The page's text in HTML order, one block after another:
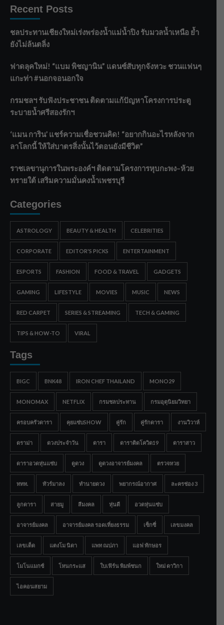
Recent Posts
ชลประทานเชียงใหม่เร่งพร่องน้ำแม่น้ำปิง รับมวลน้ำเหนือ ย้ำ
ยังไม่ล้นตลิ่ง
ฟาดลุคใหม่! “แบม พิชญานิน” แดนซ์สับทุกจังหวะ ชวนแฟนๆ
แกะท่า #นอกจอนอกใจ
กรมชลฯ รับฟังประชาชน ติดตามแก้ปัญหาโครงการประตู
ระบายน้ำศรีสองรักฯ
‘แมน การิน’ แชร์ความเชื่อชวนคิด! “อยากกินอะไรหลังจาก
ลาโลกนี้ ให้ใส่บาตรสิ่งนั้นไว้ตอนยังมีชีวิต”
ราชเลขานุการในพระองค์ฯ ติดตามโครงการหุบกะพง–ห้วย
ทรายใต้ เสริมความมั่นคงน้ำเพชรบุรี
Categories
ASTROLOGY BEAUTY & HEALTH CELEBRITIES
CORPORATE EDITOR'S PICKS ENTERTAINMENT
ESPORTS FASHION FOOD & TRAVEL GADGETS
GAMING LIFESTYLE MOVIES MUSIC NEWS
RED CARPET SERIES & STREAMING TECH & GAMING
TIPS & HOW-TO VIRAL
Tags
BIGC BNK48 IRON CHEF THAILAND MONO29
MONOMAX NETFLIX กรมชลประทาน กรมอุตุนิยมวิทยา
ครอบครัวดารา คุยแซ่บSHOW คู่รัก คู่รักดารา งานวิวาห์
ดราม่า ดวงประจำวัน ดารา ดาราติดโควิด19 ดาราสาว
ดาราอวดหุ่นแซ่บ ดูดวง ดูดวงอาจารย์มงคล ตรวจหวย
ททท. ทัวร์มาลง ทำนายดวง พยากรณ์อากาศ ละครช่อง 3
ลูกดารา สายมู สีมงคล หุ่นดี อวดหุ่นแซ่บ
อาจารย์มงคล อาจารย์มงคล รอดเที่ยงธรรม เซ็กซี่ เลขมงคล
เลขเด็ด แตงโม นิดา แพท ณปภา แอฟ ทักษอร
โมโนแมกซ์ โหนกระแส ใบเฟิร์น พิมพ์ชนก ใหม่ ดาวิกา
ไอคอนสยาม